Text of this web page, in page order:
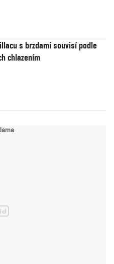
s brzdami souvisí podle
chlazením